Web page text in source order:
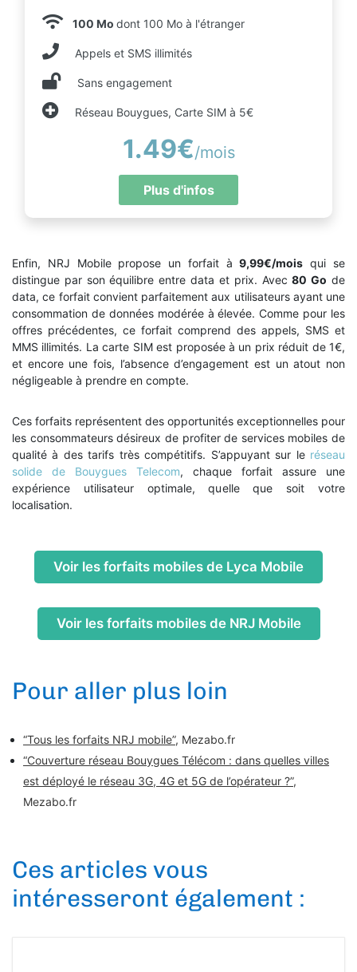
100 Mo dont 100 Mo à l'étranger
Appels et SMS illimités
Sans engagement
Réseau Bouygues, Carte SIM à 5€
1.49€/mois
Plus d'infos
Enfin, NRJ Mobile propose un forfait à9,99€/mois qui se
distingue par son équilibre entre data et prix. Avec80 Go de
data, ce forfait convient parfaitement aux utilisateurs ayant une
consommation de données modérée à élevée. Comme pour les
offres précédentes, ce forfait comprend des appels, SMS et
MMS illimités. La carte SIM est proposée à un prix réduit de 1€,
et encore une fois, l’absence d’engagement est un atout non
négligeable à prendre en compte.
Ces forfaits représentent des opportunités exceptionnelles pour
les consommateurs désireux de profiter de services mobiles de
qualité à des tarifs très compétitifs. S’appuyant sur le réseau
solide de Bouygues Telecom, chaque forfait assure une
expérience utilisateur optimale, quelle que soit votre
localisation.
Voir les forfaits mobiles de Lyca Mobile
Voir les forfaits mobiles de NRJ Mobile
Pour aller plus loin
“Tous les forfaits NRJ mobile”, Mezabo.fr
“Couverture réseau Bouygues Télécom : dans quelles villes
est déployé le réseau 3G, 4G et 5G de l’opérateur ?”,
Mezabo.fr
Ces articles vous
intéresseront également :